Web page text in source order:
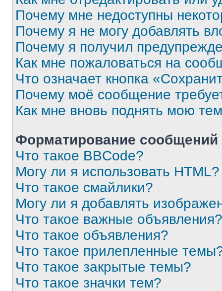
Почему мне недоступны
Почему я не могу добавлять
Почему я получил
Как мне пожаловаться на
Что означает кнопка
Почему моё сообщение
Как мне вновь поднять мою
Форматирование
Что такое BBCode?
Могу ли я использовать HTML?
Что такое смайлики?
Могу ли я добавлять
Что такое важные объявления?
Что такое объявления?
Что такое прилепленные
Что такое закрытые темы?
Что такое значки тем?